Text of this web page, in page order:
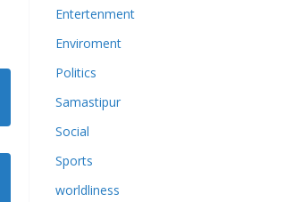
Entertenment
Enviroment
Politics
Samastipur
Social
Sports
worldliness